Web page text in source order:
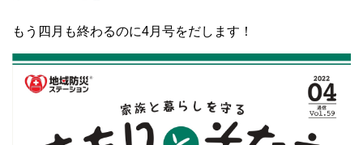
もう四月も終わるのに4月号をだします！